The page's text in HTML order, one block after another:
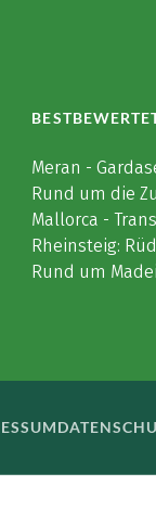
Meran -
Rund um die
Mallorca -
Rheinsteig:
Rund um